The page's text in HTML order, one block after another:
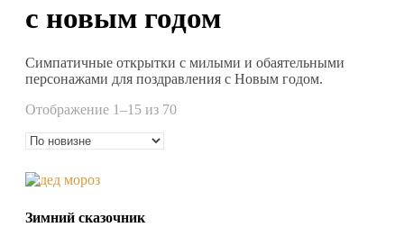
с новым годом
Симпатичные открытки с милыми и обаятельными
персонажами для поздравления с Новым годом.
Отображение 1–15 из 70
Зимний сказочник